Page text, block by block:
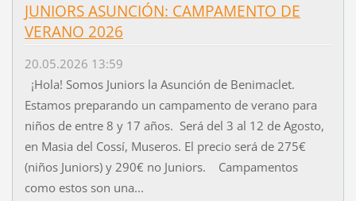
JUNIORS ASUNCIÓN: CAMPAMENTO DE
VERANO 2026
20.05.2026 13:59
¡Hola! Somos Juniors la Asunción de Benimaclet.
Estamos preparando un campamento de verano para
niños de entre 8 y 17 años. Será del 3 al 12 de Agosto,
en Masia del Cossí, Museros. El precio será de 275€
(niños Juniors) y 290€ no Juniors. Campamentos
como estos son una...